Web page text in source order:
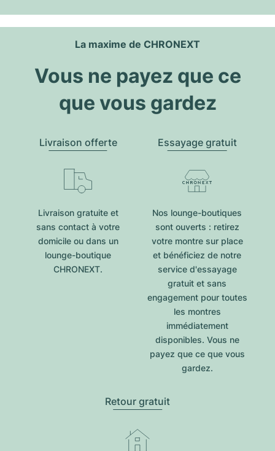
La maxime de CHRONEXT
Vous ne payez que ce
que vous gardez
Livraison offerte
Livraison gratuite et
sans contact à votre
domicile ou dans un
lounge-boutique
CHRONEXT.
Essayage gratuit
Nos lounge-boutiques
sont ouverts : retirez
votre montre sur place
et bénéficiez de notre
service d'essayage
gratuit et sans
engagement pour toutes
les montres
immédiatement
disponibles. Vous ne
payez que ce que vous
gardez.
Retour gratuit